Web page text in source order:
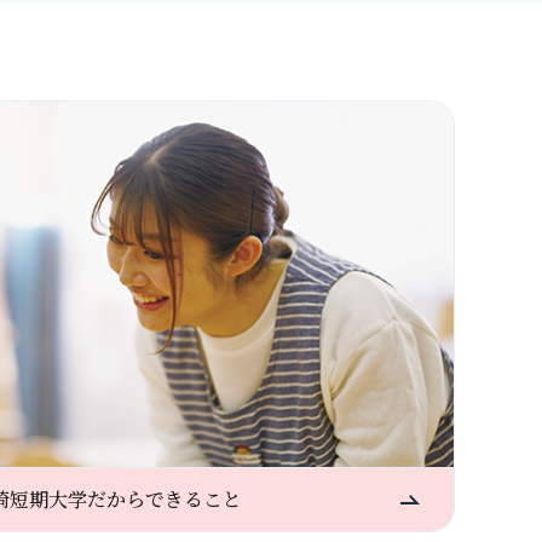
短期大学だからできること